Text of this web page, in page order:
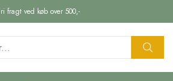
fragt ved køb over 500,-